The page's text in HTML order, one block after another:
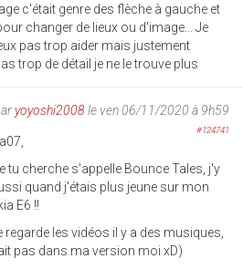
c'était genre des flèche à gauche et
changer de lieux ou d'image... Je
pas trop aider mais justement
trop de détail je ne le trouve plus
yoyoshi2008le ven 06/11/2020 à 9h59
#124741
tu cherche s'appelle Bounce Tales, j'y
quand j'étais plus jeune sur mon
E6 !!
regarde les vidéos il y a des musiques,
pas dans ma version moi xD)